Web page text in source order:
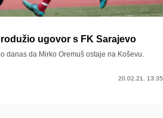
ugovor s FK Sarajevo
danas da Mirko Oremuš ostaje na Koševu.
20.02.21. 13:35